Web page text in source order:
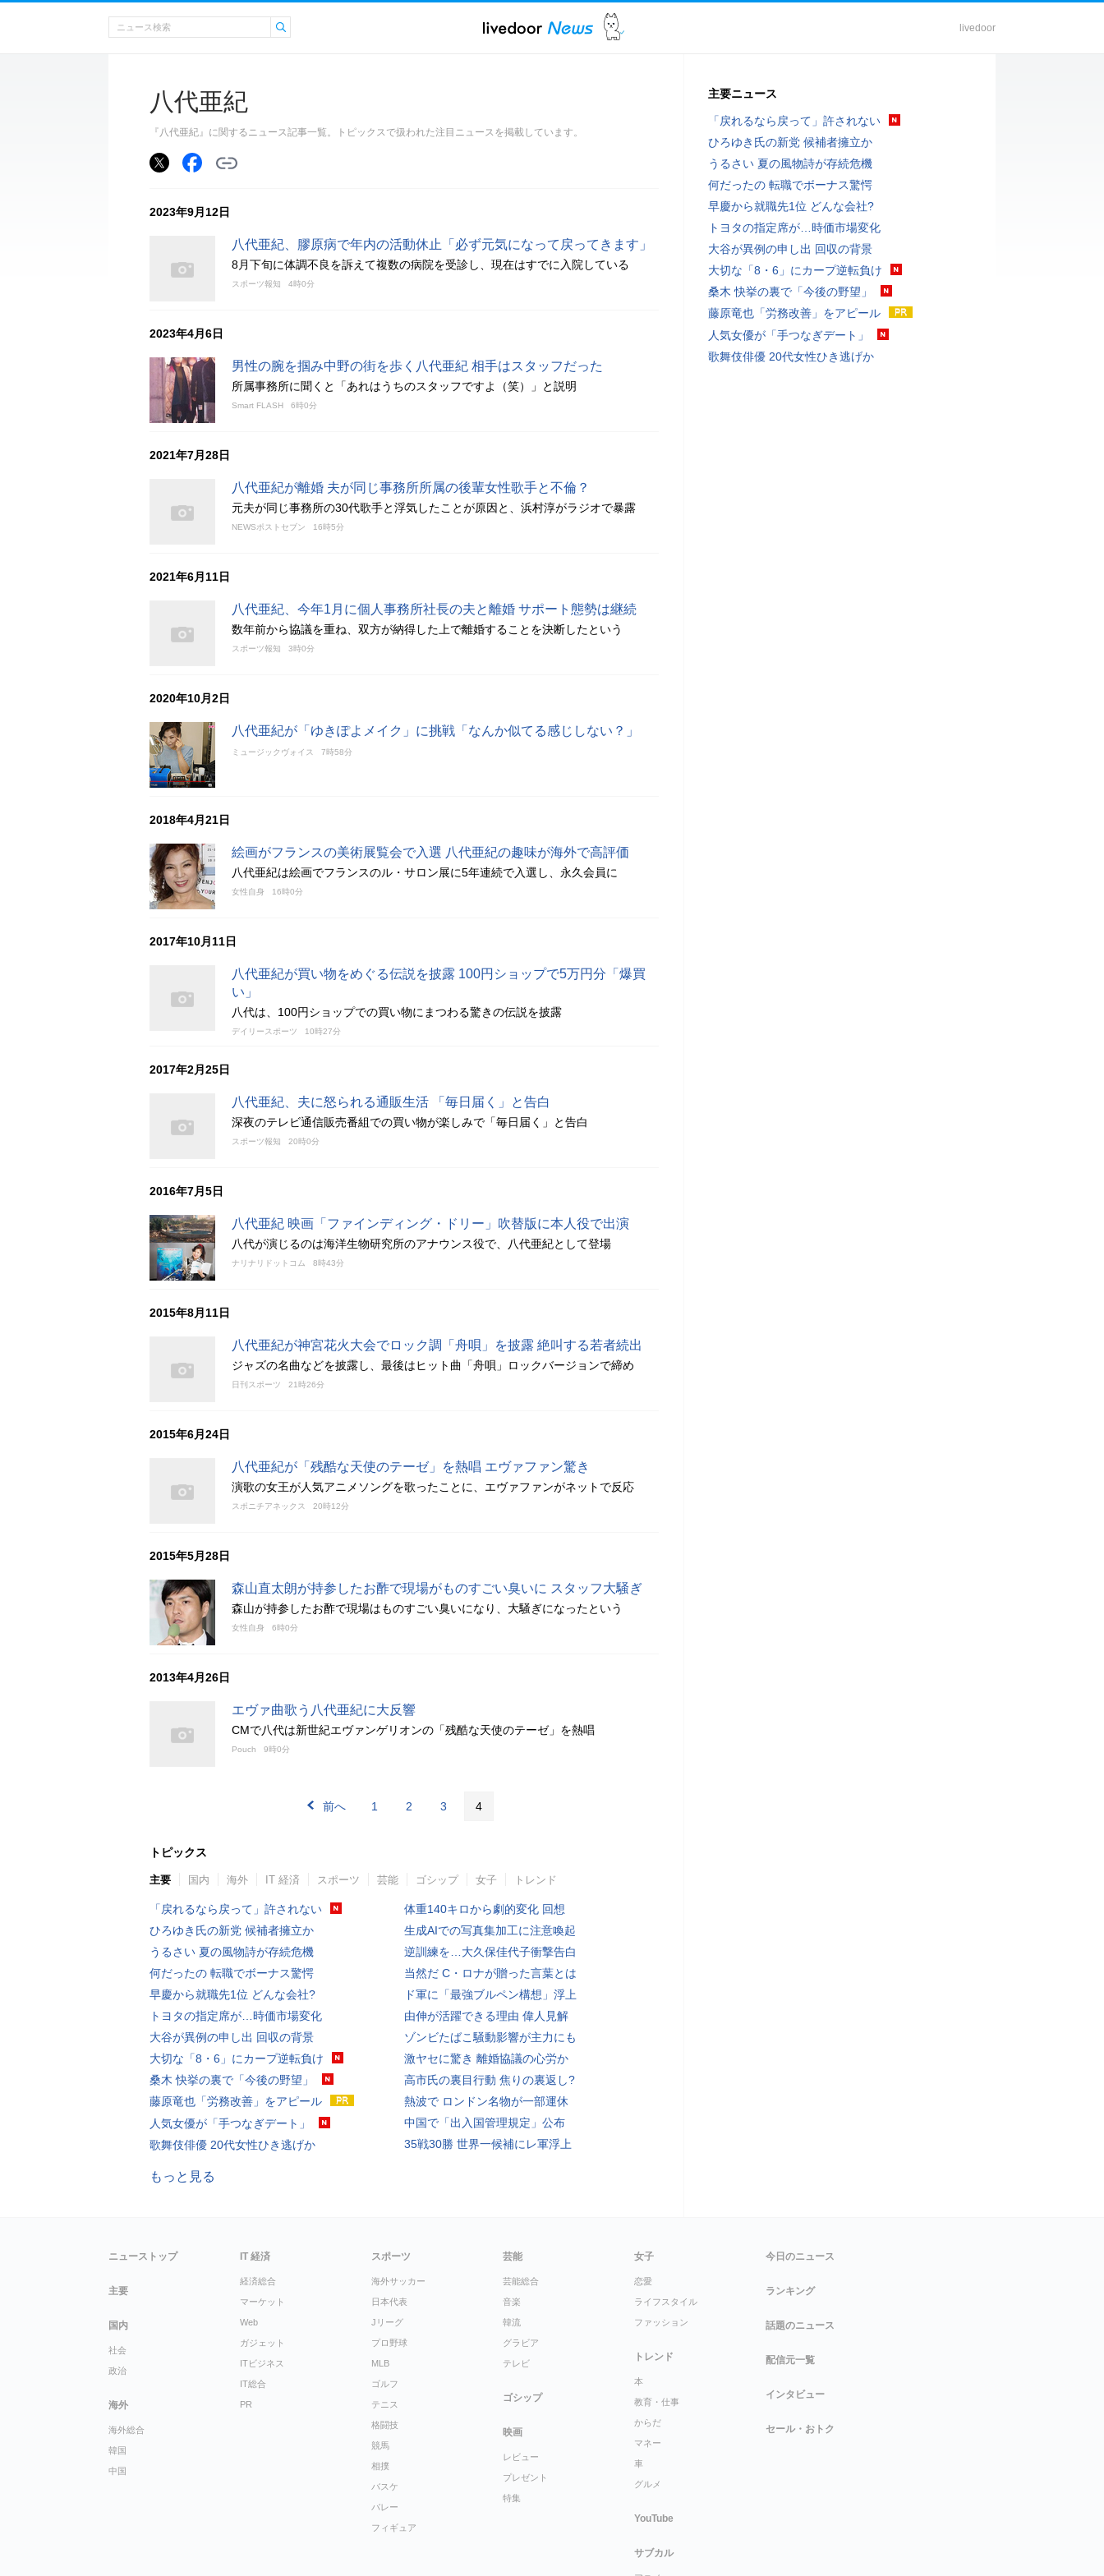
livedoor
八代亜紀
『八代亜紀』に関するニュース記事一覧。トピックスで扱われた注目ニュースを掲載しています。
2023年9月12日
八代亜紀、膠原病で年内の活動休止「必ず元気になって戻ってきます」
8月下旬に体調不良を訴えて複数の病院を受診し、現在はすでに入院している
スポーツ報知 4時0分
2023年4月6日
男性の腕を掴み中野の街を歩く八代亜紀 相手はスタッフだった
所属事務所に聞くと「あれはうちのスタッフですよ（笑）」と説明
Smart FLASH 6時0分
2021年7月28日
八代亜紀が離婚 夫が同じ事務所所属の後輩女性歌手と不倫？
元夫が同じ事務所の30代歌手と浮気したことが原因と、浜村淳がラジオで暴露
NEWSポストセブン 16時5分
2021年6月11日
八代亜紀、今年1月に個人事務所社長の夫と離婚 サポート態勢は継続
数年前から協議を重ね、双方が納得した上で離婚することを決断したという
スポーツ報知 3時0分
2020年10月2日
八代亜紀が「ゆきぽよメイク」に挑戦「なんか似てる感じしない？」
ミュージックヴォイス 7時58分
2018年4月21日
絵画がフランスの美術展覧会で入選 八代亜紀の趣味が海外で高評価
八代亜紀は絵画でフランスのル・サロン展に5年連続で入選し、永久会員に
女性自身 16時0分
2017年10月11日
八代亜紀が買い物をめぐる伝説を披露 100円ショップで5万円分「爆買
い」
八代は、100円ショップでの買い物にまつわる驚きの伝説を披露
デイリースポーツ 10時27分
2017年2月25日
八代亜紀、夫に怒られる通販生活 「毎日届く」と告白
深夜のテレビ通信販売番組での買い物が楽しみで「毎日届く」と告白
スポーツ報知 20時0分
2016年7月5日
八代亜紀 映画「ファインディング・ドリー」吹替版に本人役で出演
八代が演じるのは海洋生物研究所のアナウンス役で、八代亜紀として登場
ナリナリドットコム 8時43分
2015年8月11日
八代亜紀が神宮花火大会でロック調「舟唄」を披露 絶叫する若者続出
ジャズの名曲などを披露し、最後はヒット曲「舟唄」ロックバージョンで締め
日刊スポーツ 21時26分
2015年6月24日
八代亜紀が「残酷な天使のテーゼ」を熱唱 エヴァファン驚き
演歌の女王が人気アニメソングを歌ったことに、エヴァファンがネットで反応
スポニチアネックス 20時12分
2015年5月28日
森山直太朗が持参したお酢で現場がものすごい臭いに スタッフ大騒ぎ
森山が持参したお酢で現場はものすごい臭いになり、大騒ぎになったという
女性自身 6時0分
2013年4月26日
エヴァ曲歌う八代亜紀に大反響
CMで八代は新世紀エヴァンゲリオンの「残酷な天使のテーゼ」を熱唱
Pouch 9時0分
前へ 1 2 3 4
トピックス
主要 国内 海外 IT 経済 スポーツ 芸能 ゴシップ 女子 トレンド
「戻れるなら戻って」許されない
ひろゆき氏の新党 候補者擁立か
うるさい 夏の風物詩が存続危機
何だったの 転職でボーナス驚愕
早慶から就職先1位 どんな会社?
トヨタの指定席が…時価市場変化
大谷が異例の申し出 回収の背景
大切な「8・6」にカープ逆転負け
桑木 快挙の裏で「今後の野望」
藤原竜也「労務改善」をアピール
人気女優が「手つなぎデート」
歌舞伎俳優 20代女性ひき逃げか
体重140キロから劇的変化 回想
生成AIでの写真集加工に注意喚起
逆訓練を…大久保佳代子衝撃告白
当然だ C・ロナが贈った言葉とは
ド軍に「最強ブルペン構想」浮上
由伸が活躍できる理由 偉人見解
ゾンビたばこ騒動影響が主力にも
激ヤセに驚き 離婚協議の心労か
高市氏の裏目行動 焦りの裏返し?
熱波で ロンドン名物が一部運休
中国で「出入国管理規定」公布
35戦30勝 世界一候補にレ軍浮上
もっと見る
主要ニュース
「戻れるなら戻って」許されない
ひろゆき氏の新党 候補者擁立か
うるさい 夏の風物詩が存続危機
何だったの 転職でボーナス驚愕
早慶から就職先1位 どんな会社?
トヨタの指定席が…時価市場変化
大谷が異例の申し出 回収の背景
大切な「8・6」にカープ逆転負け
桑木 快挙の裏で「今後の野望」
藤原竜也「労務改善」をアピール
人気女優が「手つなぎデート」
歌舞伎俳優 20代女性ひき逃げか
ニューストップ
主要
国内
社会
政治
海外
海外総合
韓国
中国
IT 経済
経済総合
マーケット
Web
ガジェット
ITビジネス
IT総合
PR
スポーツ
海外サッカー
日本代表
Jリーグ
プロ野球
MLB
ゴルフ
テニス
格闘技
競馬
相撲
バスケ
バレー
フィギュア
芸能
芸能総合
音楽
韓流
グラビア
テレビ
ゴシップ
映画
レビュー
プレゼント
特集
女子
恋愛
ライフスタイル
ファッション
トレンド
本
教育・仕事
からだ
マネー
車
グルメ
YouTube
サブカル
今日のニュース
ランキング
話題のニュース
配信元一覧
インタビュー
セール・おトク